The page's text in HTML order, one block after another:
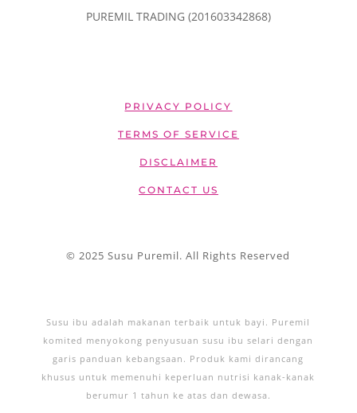
PUREMIL TRADING (201603342868)
PRIVACY POLICY
TERMS OF SERVICE
DISCLAIMER
CONTACT US
© 2025 Susu Puremil. All Rights Reserved
Susu ibu adalah makanan terbaik untuk bayi. Puremil
komited menyokong penyusuan susu ibu selari dengan
garis panduan kebangsaan. Produk kami dirancang
khusus untuk memenuhi keperluan nutrisi kanak-kanak
berumur 1 tahun ke atas dan dewasa.